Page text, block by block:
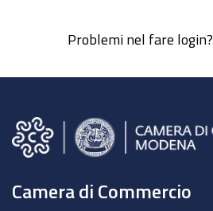
Problemi nel fare login?
Camera di Commercio